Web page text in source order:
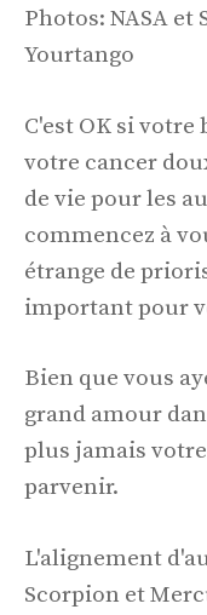
Photos: NASA
Yourtango
C'est OK si
votre cancer
de vie pour les
commencez à
étrange de
important pour
Bien que vous
grand amour
plus jamais
parvenir.
L'alignement
Scorpion et